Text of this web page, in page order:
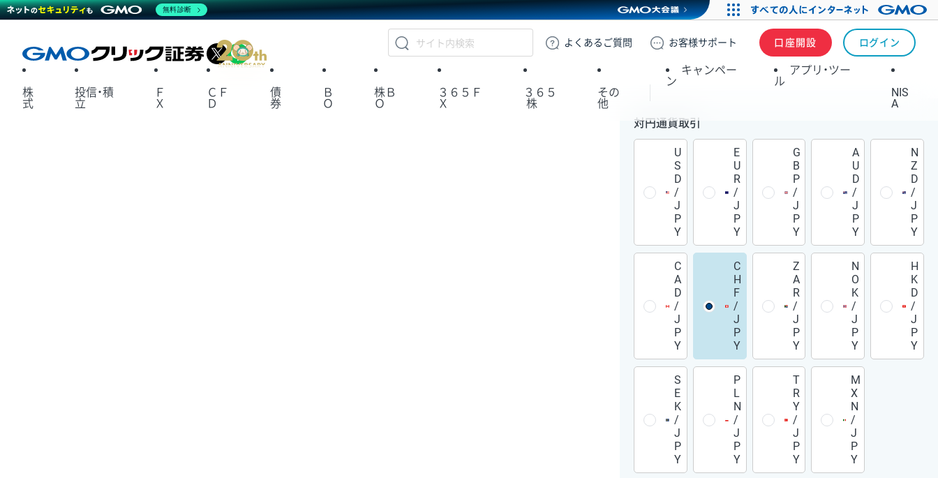
GMOクリック証券
よくある ご質問 お客様サポート 口座開設 ログイン
X
株
式
投信・積
立
Ｆ
Ｘ
ＣＦ
Ｄ
債
券
Ｂ
Ｏ
株Ｂ
Ｏ
３６５Ｆ
Ｘ
３６５
株
その
他
キャンペー
ン
アプリ・ツー
ル
NIS
A
対円通貨取引
U
S
D
/
J
P
Y
E
U
R
/
J
P
Y
G
B
P
/
J
P
Y
A
U
D
/
J
P
Y
N
Z
D
/
J
P
Y
C
A
D
/
J
P
Y
C
H
F
/
J
P
Y
Z
A
R
/
J
P
Y
N
O
K
/
J
P
Y
H
K
D
/
J
P
Y
S
E
K
/
J
P
Y
P
L
N
/
J
P
Y
T
R
Y
/
J
P
Y
M
X
N
/
J
P
Y
無料診断